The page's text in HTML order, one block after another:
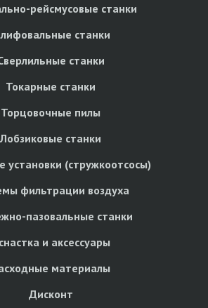
рейсмусовые станки
станки
станки
Токарные станки
Торцовочные пилы
Лобзиковые станки
установки (стружкоотсосы)
фильтрации воздуха
пазовальные станки
и аксессуары
материалы
Дисконт